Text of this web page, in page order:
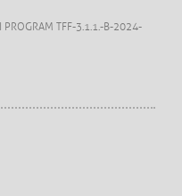
PROGRAM TFF-3.1.1.-B-2024-